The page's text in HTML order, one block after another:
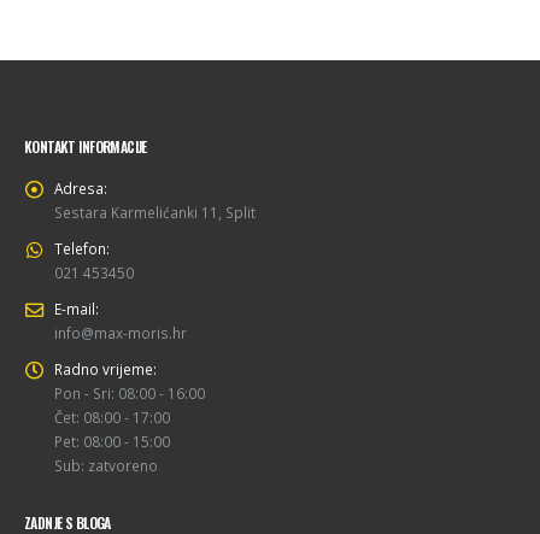
KONTAKT INFORMACIJE
Adresa:
Sestara Karmelićanki 11, Split
Telefon:
021 453450
E-mail:
info@max-moris.hr
Radno vrijeme:
Pon - Sri: 08:00 - 16:00
Čet: 08:00 - 17:00
Pet: 08:00 - 15:00
Sub: zatvoreno
ZADNJE S BLOGA